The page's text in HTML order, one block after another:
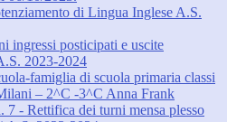
di Lingua Inglese A.S.
ingressi posticipati e uscite
2023-2024
famiglia di scuola primaria classi
– 2^C -3^C Anna Frank
7 - Rettifica dei turni mensa plesso